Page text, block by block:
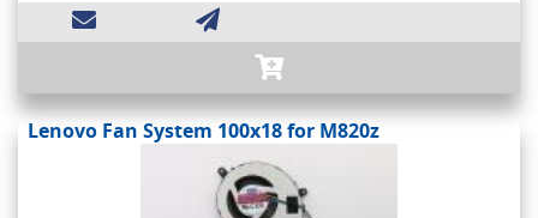
Lenovo Fan System 100x18 for M820z